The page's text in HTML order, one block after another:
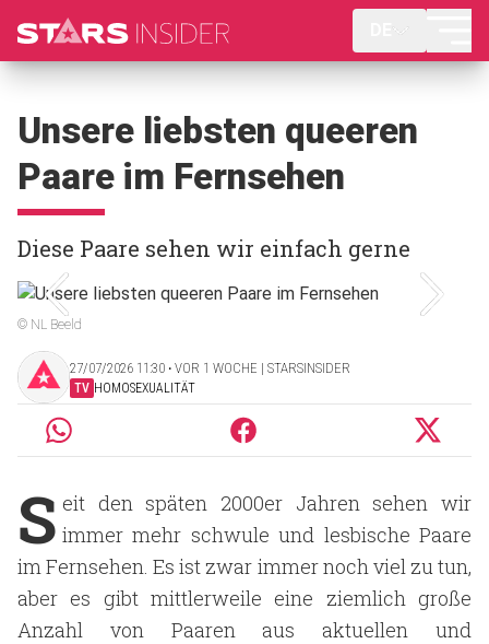
Unsere liebsten queeren
Paare im Fernsehen
Diese Paare sehen wir einfach gerne
© NL Beeld
27/07/2026 11:30 ‧ VOR 1 WOCHE | STARSINSIDER
TV HOMOSEXUALITÄT
S eit den späten 2000er Jahren sehen wir
immer mehr schwule und lesbische Paare
im Fernsehen. Es ist zwar immer noch viel zu tun,
aber es gibt mittlerweile eine ziemlich große
Anzahl von Paaren aus aktuellen und